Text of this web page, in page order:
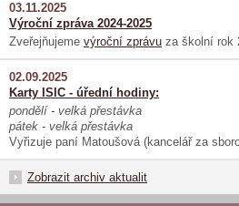
03.11.2025
Výroční zpráva 2024-2025
Zveřejňujeme výroční zprávu za školní rok
02.09.2025
Karty ISIC - úřední hodiny:
pondělí - velká přestávka
pátek - velká přestávka
Vyřizuje paní Matoušová (kancelář za
Zobrazit archiv aktualit